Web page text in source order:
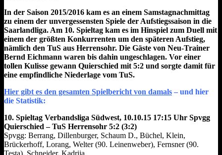
In der Saison 2015/2016 kam es an einem Samstagnachmittag
zu einem der unvergessensten Spiele der Aufstiegssaison in die
Saarlandliga. Am 10. Spieltag kam es im Hinspiel zum Duell mit
einem der größten Konkurrenten um den späteren Aufstieg,
nämlich den TuS aus Herrensohr. Die Gäste von Neu-Trainer
Bernd Eichmann waren bis dahin ungeschlagen. Vor einer
tollen Kulisse gewann Quierschied mit 5:2 und sorgte damit für
eine empfindliche Niederlage vom TuS.
Hier gibt es den gesamten Spielbericht von damals – und hier
die Statistik:
10. Spieltag Verbandsliga Südwest, 10.10.15 17:15 Uhr Spvgg
Quierschied – TuS Herrensohr 5:2 (3:2)
Spvgg: Berrang, Dillenburger, Schaum D., Büchel, Klein,
Brückerhoff, Lorang, Welter (90. Leinenweber), Fernsner (90.
Testa), Schneider, Kadrija